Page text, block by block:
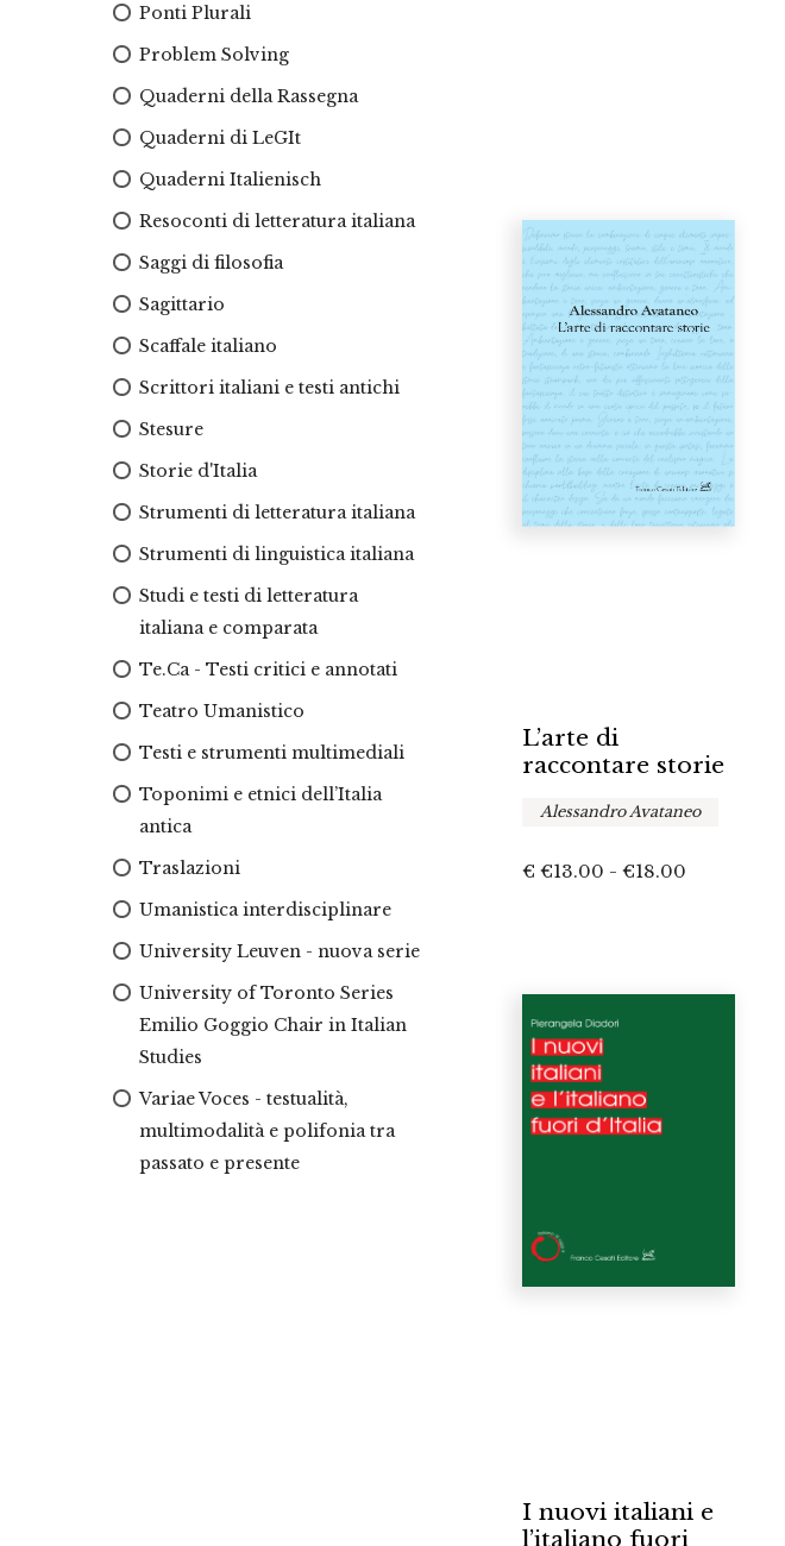
Ponti Plurali
Problem Solving
Quaderni della Rassegna
Quaderni di LeGIt
Quaderni Italienisch
Resoconti di letteratura italiana
Saggi di filosofia
Sagittario
Scaffale italiano
Scrittori italiani e testi antichi
Stesure
Storie d'Italia
Strumenti di letteratura italiana
Strumenti di linguistica italiana
Studi e testi di letteratura
italiana e comparata
Te.Ca - Testi critici e annotati
Teatro Umanistico
Testi e strumenti multimediali
Toponimi e etnici dell’Italia
antica
Traslazioni
Umanistica interdisciplinare
University Leuven - nuova serie
University of Toronto Series
Emilio Goggio Chair in Italian
Studies
Variae Voces - testualità,
multimodalità e polifonia tra
passato e presente
L’arte di
raccontare storie
Alessandro Avataneo
€ €13.00 - €18.00
€13.00
I nuovi italiani e
l’italiano fuori